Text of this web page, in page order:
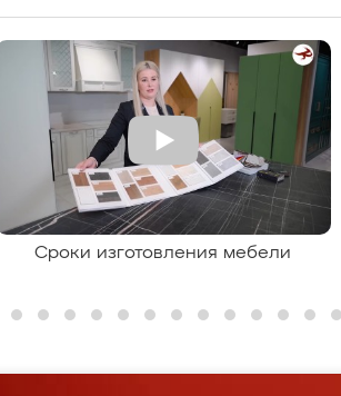
Сроки изготовления мебели